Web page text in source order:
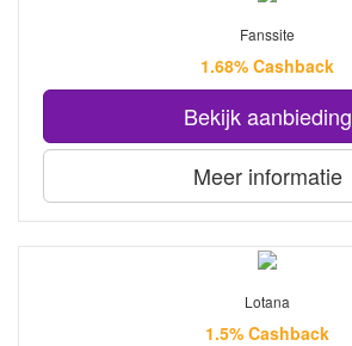
Fanssite
1.68% Cashback
Bekijk aanbieding
Meer informatie
Lotana
1.5% Cashback